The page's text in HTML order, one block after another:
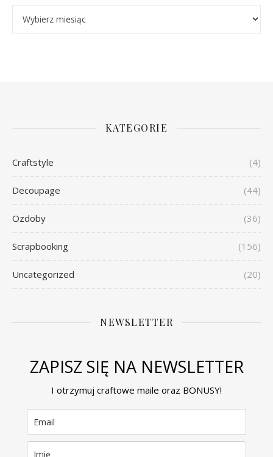
KATEGORIE
Craftstyle (4)
Decoupage (44)
Ozdoby (36)
Scrapbooking (156)
Uncategorized (20)
NEWSLETTER
ZAPISZ SIĘ NA NEWSLETTER
I otrzymuj craftowe maile oraz BONUSY!